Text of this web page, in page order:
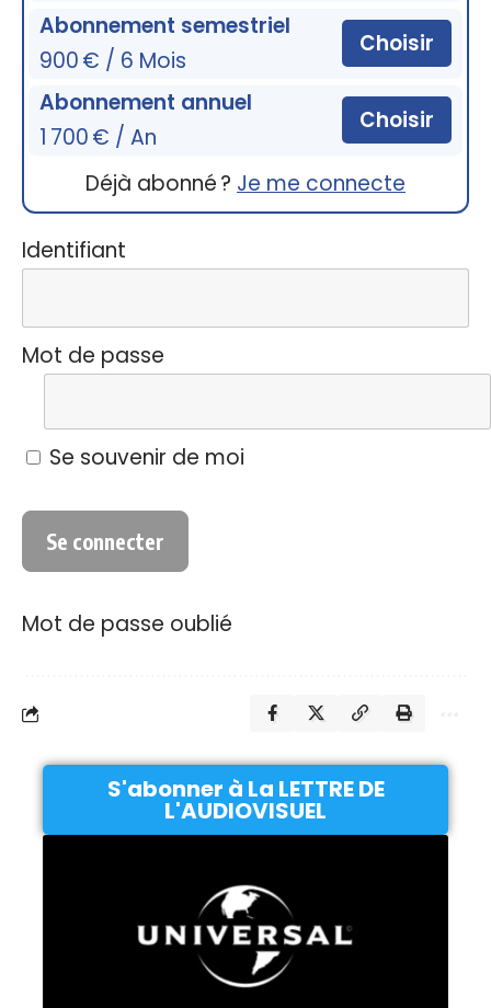
Abonnement semestriel
900 € / 6 Mois
Choisir
Abonnement annuel
1 700 € / An
Choisir
Déjà abonné ? Je me connecte
Identifiant
Mot de passe
Se souvenir de moi
Mot de passe oublié
S'abonner à La LETTRE DE
L'AUDIOVISUEL